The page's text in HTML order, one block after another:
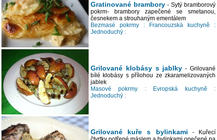
Gratinované brambory - Sytý bramborový
pokrm- brambory zapečené se smetanou,
česnekem a strouhaným ementálem
Bezmasé pokrmy :
Francouzská kuchyně :
Jednoduchý :
Grilované klobásy s jablky - Grilované
bílé klobásy s přílohou ze zkaramelizovaných
jablek
Masové pokrmy :
Evropská kuchyně :
Jednoduchý :
Grilované kuře s bylinkami - Kuřecí